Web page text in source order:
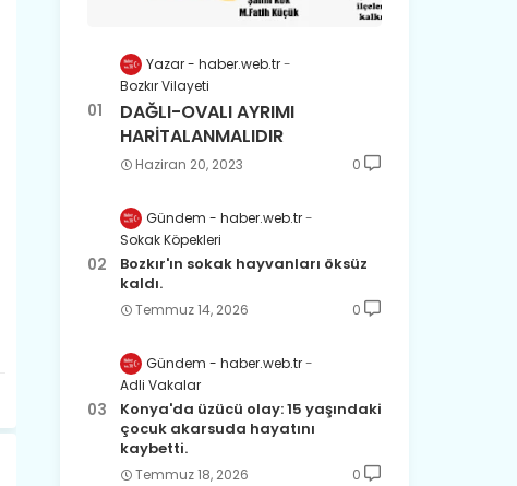
Yazar - haber.web.tr
Bozkır Vilayeti
DAĞLI-OVALI AYRIMI
HARİTALANMALIDIR
Haziran 20, 2023 0
Gündem - haber.web.tr
Sokak Köpekleri
Bozkır'ın sokak hayvanları öksüz
kaldı.
Temmuz 14, 2026 0
Gündem - haber.web.tr
Adli Vakalar
Konya'da üzücü olay: 15 yaşındaki
çocuk akarsuda hayatını
kaybetti.
Temmuz 18, 2026 0